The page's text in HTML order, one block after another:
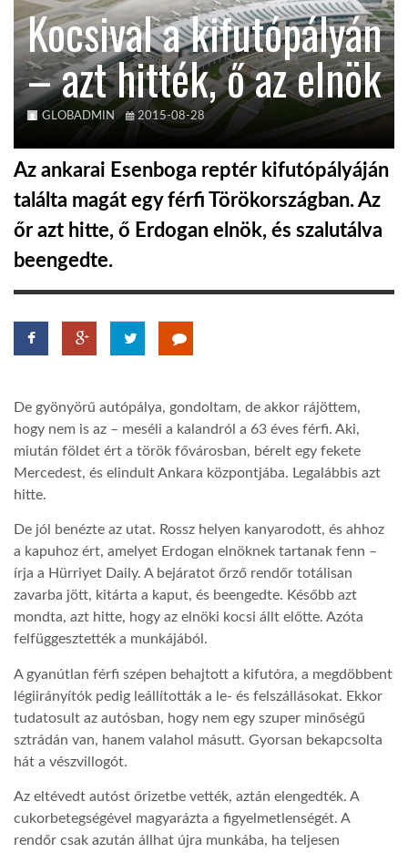
AUSZTRÁLIA
A VILÁG ITTHON
TROPICALMAGAZIN
GLOBOTV
AFRIKA TUDÁSTÁR
A NAP SZÉPE
LINKTR.EE
LATIMO.HU
GLOBOBOOK
Kocsival a kifutópályán
– azt hitték, ő az elnök
GLOBADMIN 2015-08-28
Az ankarai Esenboga reptér kifutópályáján
találta magát egy férfi Törökországban. Az
őr azt hitte, ő Erdogan elnök, és szalutálva
beengedte.
De gyönyörű autópálya, gondoltam, de akkor rájöttem,
hogy nem is az – meséli a kalandról a 63 éves férfi. Aki,
miután földet ért a török fővárosban, bérelt egy fekete
Mercedest, és elindult Ankara központjába. Legalábbis azt
hitte.
De jól benézte az utat. Rossz helyen kanyarodott, és ahhoz
a kapuhoz ért, amelyet Erdogan elnöknek tartanak fenn –
írja a Hürriyet Daily. A bejáratot őrző rendőr totálisan
zavarba jött, kitárta a kaput, és beengedte. Később azt
mondta, azt hitte, hogy az elnöki kocsi állt előtte. Azóta
felfüggesztették a munkájából.
A gyanútlan férfi szépen behajtott a kifutóra, a megdöbbent
légiirányítók pedig leállították a le- és felszállásokat. Ekkor
tudatosult az autósban, hogy nem egy szuper minőségű
sztrádán van, hanem valahol másutt. Gyorsan bekapcsolta
hát a vészvillogót.
Az eltévedt autóst őrizetbe vették, aztán elengedték. A
cukorbetegségével magyarázta a figyelmetlenségét. A
rendőr csak azután állhat újra munkába, ha teljesen